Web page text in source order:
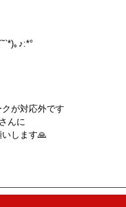
｡♪:*°
が対応外です
んに
します🙏